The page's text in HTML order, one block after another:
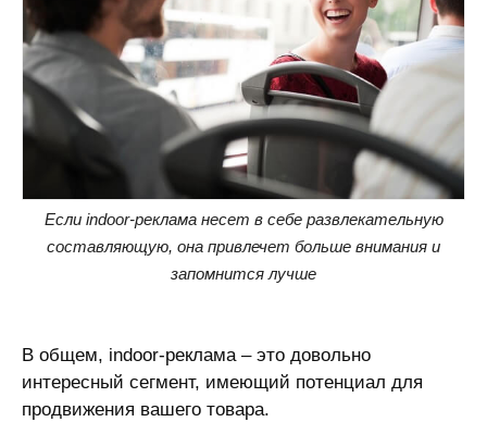
Если indoor-реклама несет в себе развлекательную
составляющую, она привлечет больше внимания и
запомнится лучше
В общем, indoor-реклама – это довольно
интересный сегмент, имеющий потенциал для
продвижения вашего товара.